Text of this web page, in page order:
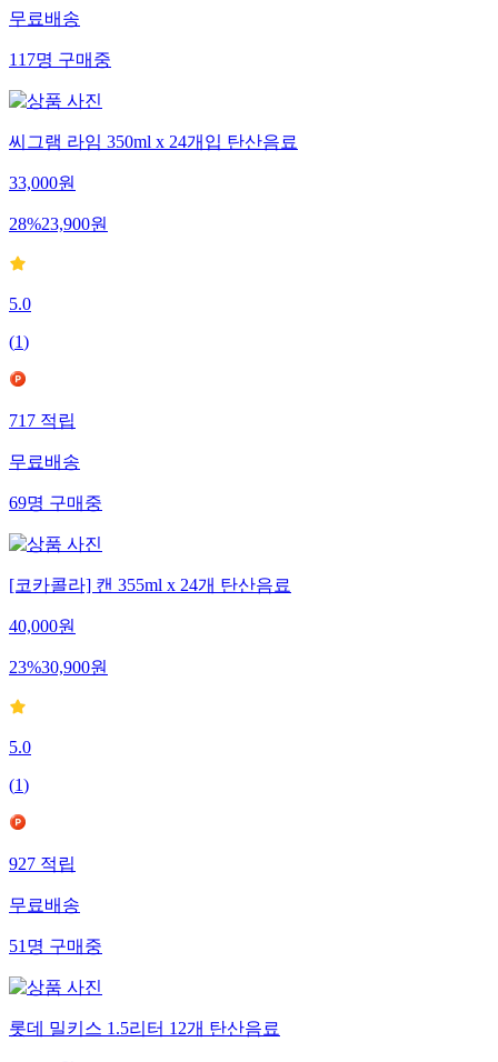
무료배송
117명구매중
씨그램 라임 350ml x 24개입 탄산음료
33,000원
28%23,900원
5.0
(1)
717적립
무료배송
69명구매중
[코카콜라] 캔 355ml x 24개 탄산음료
40,000원
23%30,900원
5.0
(1)
927적립
무료배송
51명구매중
롯데 밀키스 1.5리터 12개 탄산음료